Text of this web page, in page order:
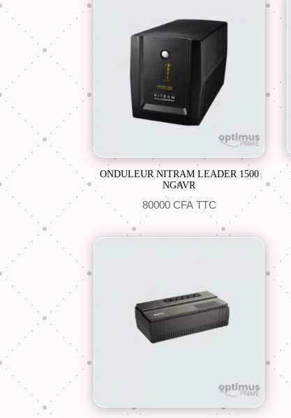
ONDULEUR NITRAM LEADER 1500
NGAVR
80000 CFA TTC